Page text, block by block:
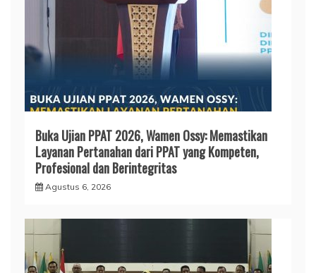
Buka Ujian PPAT 2026, Wamen Ossy: Memastikan
Layanan Pertanahan dari PPAT yang Kompeten,
Profesional dan Berintegritas
Agustus 6, 2026